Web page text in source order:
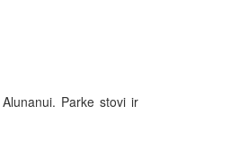
Parke stovi ir